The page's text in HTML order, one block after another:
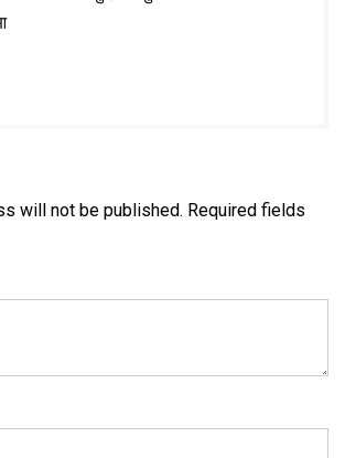
will not be published. Required fields